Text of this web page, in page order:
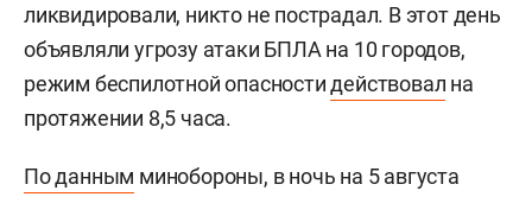
ликвидировали, никто не пострадал. В этот день
объявляли угрозу атаки БПЛА на 10 городов,
режим беспилотной опасностидействовал на
протяжении 8,5 часа.
По данным минобороны, в ночь на 5 августа